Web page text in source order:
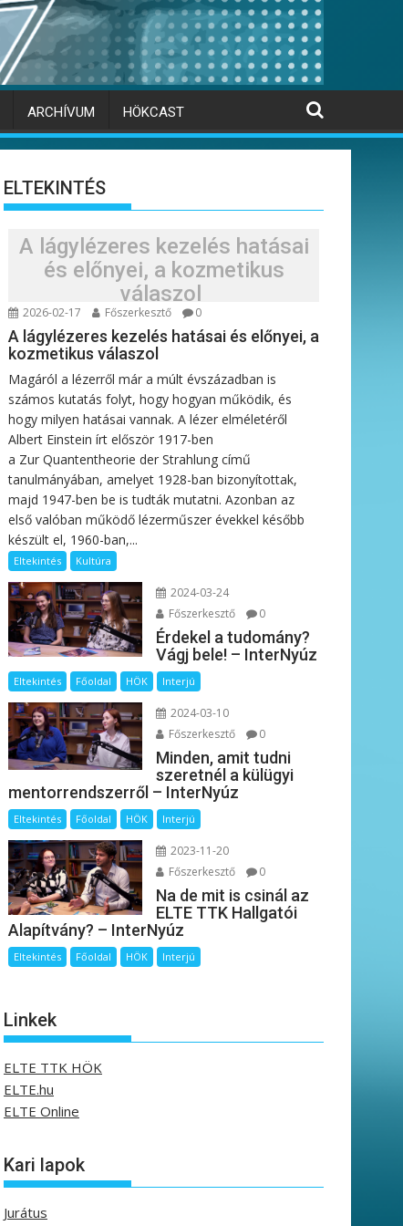
ARCHÍVUM HÖKCAST
ELTEKINTÉS
A lágylézeres kezelés hatásai
és előnyei, a kozmetikus
válaszol
2026-02-17 Főszerkesztő 0
A lágylézeres kezelés hatásai és előnyei, a
kozmetikus válaszol
Magáról a lézerről már a múlt évszázadban is
számos kutatás folyt, hogy hogyan működik, és
hogy milyen hatásai vannak. A lézer elméletéről
Albert Einstein írt először 1917-ben
a Zur Quantentheorie der Strahlung című
tanulmányában, amelyet 1928-ban bizonyítottak,
majd 1947-ben be is tudták mutatni. Azonban az
első valóban működő lézerműszer évekkel később
készült el, 1960-ban,...
Eltekintés Kultúra
2024-03-24
Főszerkesztő
0
Érdekel a tudomány?
Vágj bele! – InterNyúz
Eltekintés Főoldal HÖK Interjú
2024-03-10
Főszerkesztő
0
Minden, amit tudni
szeretnél a külügyi
mentorrendszerről – InterNyúz
Eltekintés Főoldal HÖK Interjú
2023-11-20
Főszerkesztő
0
Na de mit is csinál az
ELTE TTK Hallgatói
Alapítvány? – InterNyúz
Eltekintés Főoldal HÖK Interjú
Linkek
ELTE TTK HÖK
ELTE.hu
ELTE Online
Kari lapok
Jurátus